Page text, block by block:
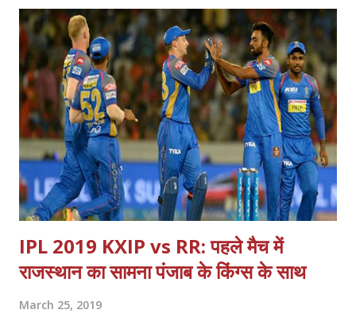
दिया है। मालूम हो कि बिहार के मिथिलांचल बेल्ट की इस सबसे अहम सीट पर
कांग्रेस की नजर थी लेकिन राजद के ऐलान के साथ ही ये तय हो गया है कि अब
दरभंगा से सिद्दिकी ही चुनाव लड़ेंगे।
IPL 2019 KXIP vs RR: पहले मैच में
राजस्थान का सामना पंजाब के किंग्स के साथ
March 25, 2019